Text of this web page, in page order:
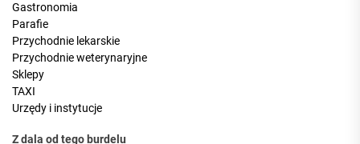
Gastronomia
Parafie
Przychodnie lekarskie
Przychodnie weterynaryjne
Sklepy
TAXI
Urzędy i instytucje
Z dala od tego burdelu